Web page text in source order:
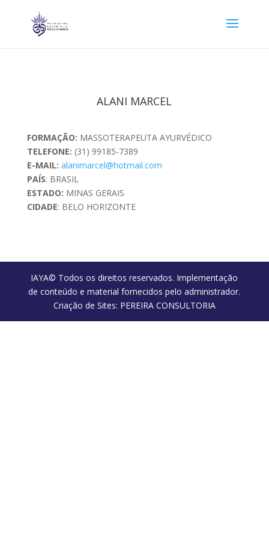
ALANI MARCEL
FORMAÇÃO: MASSOTERAPEUTA AYURVÉDICO
TELEFONE: (31) 99185-7389
E-MAIL: alanimarcel@hotmail.com
PAÍS: BRASIL
ESTADO: MINAS GERAIS
CIDADE: BELO HORIZONTE
IAYA© Todos os direitos reservados. Implementação
de conteúdo e material fornecidos pelo administrador.
Criação de Sites: PEREIRA CONSULTORIA